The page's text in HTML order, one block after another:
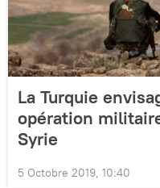
La Turquie
opération
Syrie
5 Octobre 2019, 10:40